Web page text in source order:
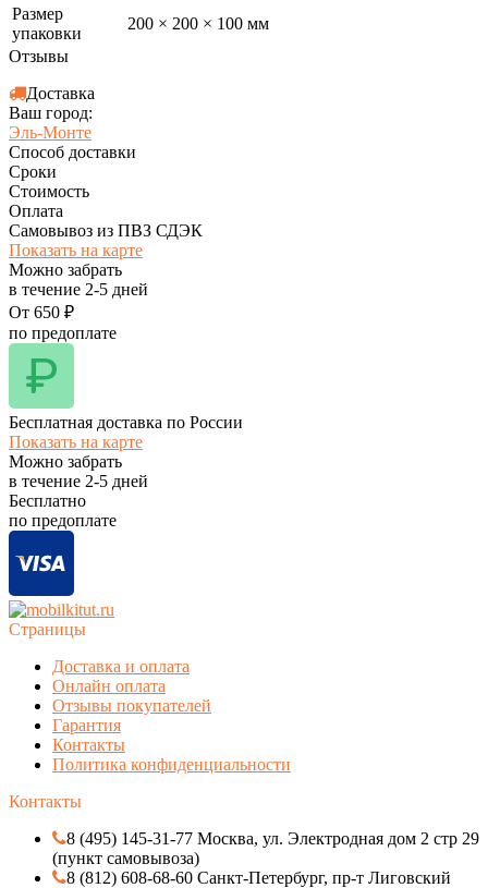
Размер
упаковки
200 × 200 × 100 мм
Отзывы
Доставка
Ваш город:
Эль-Монте
Способ доставки
Сроки
Стоимость
Оплата
Самовывоз из ПВЗ СДЭК
Показать на карте
Можно забрать
в течение 2-5 дней
От 650 ₽
по предоплате
Бесплатная доставка по России
Показать на карте
Можно забрать
в течение 2-5 дней
Бесплатно
по предоплате
Страницы
Доставка и оплата
Онлайн оплата
Отзывы покупателей
Гарантия
Контакты
Политика конфиденциальности
Контакты
8 (495) 145-31-77 Москва, ул. Электродная дом 2 стр 29
(пункт самовывоза)
8 (812) 608-68-60 Санкт-Петербург, пр-т Лиговский